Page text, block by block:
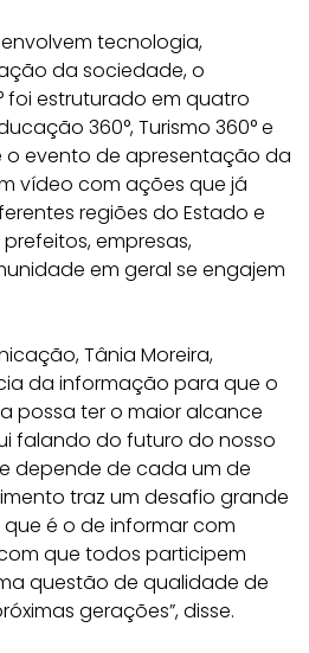
tecnologia,
da sociedade, o
foi estruturado em quatro
360°, Turismo 360° e
o evento de apresentação da
vídeo com ações que já
regiões do Estado e
empresas,
em geral se engajem
Tânia Moreira,
da informação para que o
possa ter o maior alcance
falando do futuro do nosso
depende de cada um de
traz um desafio grande
é o de informar com
que todos participem
questão de qualidade de
gerações”, disse.